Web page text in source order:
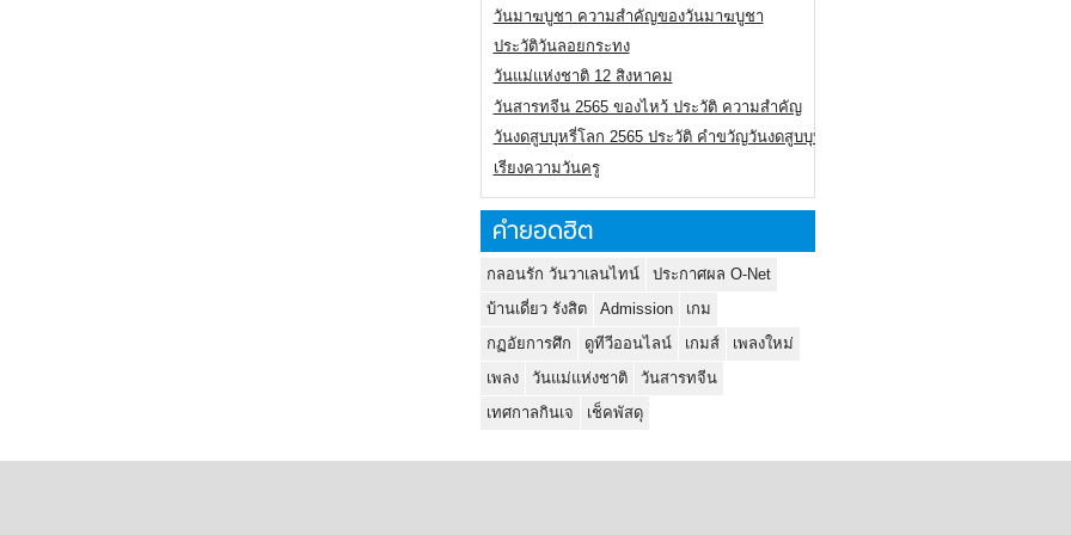
วันมาฆบูชา ความสำคัญของวันมาฆบูชา
ประวัติวันลอยกระทง
วันแม่แห่งชาติ 12 สิงหาคม
วันสารทจีน 2565 ของไหว้ ประวัติ ความสำคัญ
วันงดสูบบุหรี่โลก 2565 ประวัติ คำขวัญวันงดสูบบุหรี่โลก
เรียงความวันครู
คำยอดฮิต
กลอนรัก วันวาเลนไทน์
ประกาศผล O-Net
บ้านเดี่ยว รังสิต
Admission
เกม
กฏอัยการศึก
ดูทีวีออนไลน์ เกมส์
เพลงใหม่
เพลง
วันแม่แห่งชาติ
วันสารทจีน
เทศกาลกินเจ
เช็คพัสดุ